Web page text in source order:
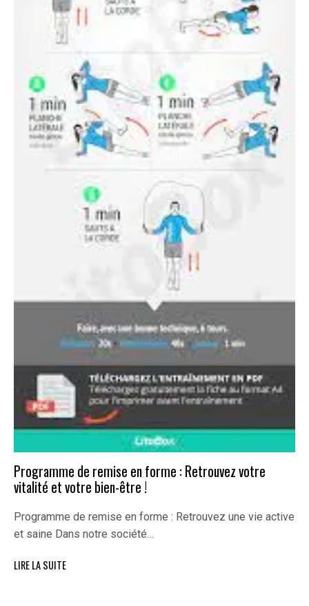
Programme de remise en forme : Retrouvez votre
vitalité et votre bien-être !
Programme de remise en forme : Retrouvez une vie active
et saine Dans notre société…
LIRE LA SUITE